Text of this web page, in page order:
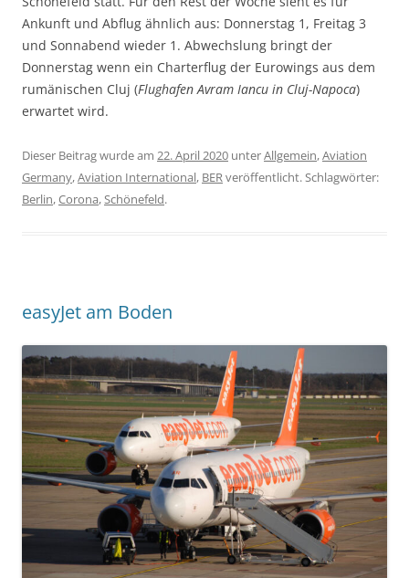
Ankunft und Abflug ähnlich aus: Donnerstag 1, Freitag 3
und Sonnabend wieder 1. Abwechslung bringt der
Donnerstag wenn ein Charterflug der Eurowings aus dem
rumänischen Cluj (Flughafen Avram Iancu in Cluj-Napoca)
erwartet wird.
Dieser Beitrag wurde am 22. April 2020 unterAllgemein,Aviation
Germany,Aviation International, BERveröffentlicht. Schlagwörter:
Berlin,Corona,Schönefeld.
easyJet am Boden